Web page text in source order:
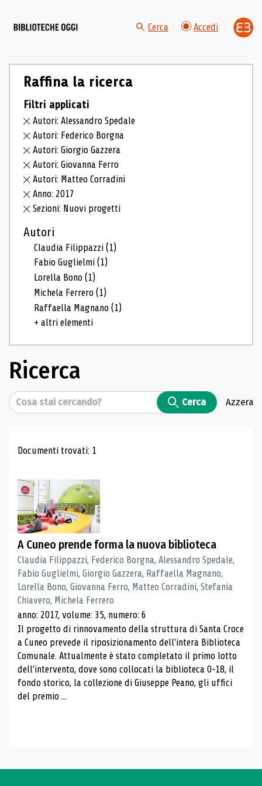
Cerca Accedi
Raffina la ricerca
Filtri applicati
Autori: Alessandro Spedale
Autori: Federico Borgna
Autori: Giorgio Gazzera
Autori: Giovanna Ferro
Autori: Matteo Corradini
Anno: 2017
Sezioni: Nuovi progetti
Autori
Claudia Filippazzi(1)
Fabio Guglielmi(1)
Lorella Bono(1)
Michela Ferrero(1)
Raffaella Magnano(1)
+ altri elementi
Ricerca
Cerca Cerca Azzera
Risultati di ricerca
Documenti trovati: 1
A Cuneo prende forma la nuova biblioteca
Claudia Filippazzi, Federico Borgna, Alessandro Spedale,
Fabio Guglielmi, Giorgio Gazzera, Raffaella Magnano,
Lorella Bono, Giovanna Ferro, Matteo Corradini, Stefania
Chiavero, Michela Ferrero
anno: 2017, volume: 35, numero: 6
Il progetto di rinnovamento della struttura di Santa Croce
a Cuneo prevede il riposizionamento dell'intera Biblioteca
Comunale. Attualmente è stato completato il primo lotto
dell'intervento, dove sono collocati la biblioteca 0-18, il
fondo storico, la collezione di Giuseppe Peano, gli uffici
del premio ...